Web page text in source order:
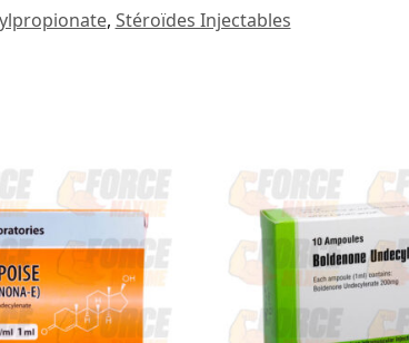
, Stéroïdes Injectables